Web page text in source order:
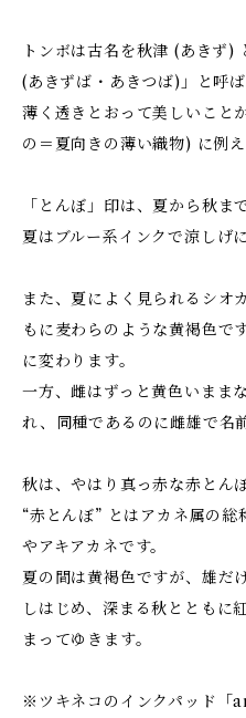
トンボは古名を秋津 (あきず)
(あきずば・あきつば)」と呼ば
薄く透きとおって美しいこと
の＝夏向きの薄い織物) に例
「とんぼ」印は、夏から秋ま
夏はブルー系インクで涼しげに
また、夏によく見られるシオ
もに麦わらのような黄褐色で
に変わります。
一方、雌はずっと黄色いまま
れ、同種であるのに雌雄で名
秋は、やはり真っ赤な赤とんぼ
“赤とんぼ” とはアカネ属の
やアキアカネです。
夏の間は黄褐色ですが、雄だ
しはじめ、深まる秋とともに
まってゆきます。
※ツキネコのインクパッド「